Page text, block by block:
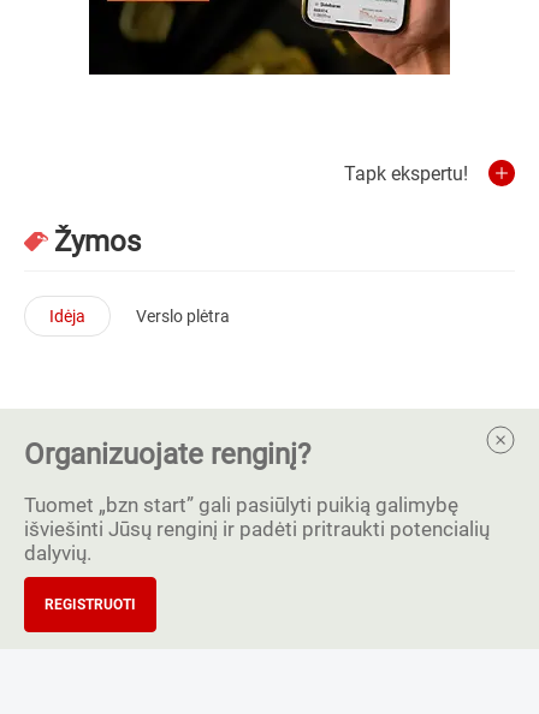
Tapk ekspertu!
Žymos
Idėja Verslo plėtra
Organizuojate renginį?
Tuomet „bzn start” gali pasiūlyti puikią galimybę
išviešinti Jūsų renginį ir padėti pritraukti potencialių
dalyvių.
REGISTRUOTI